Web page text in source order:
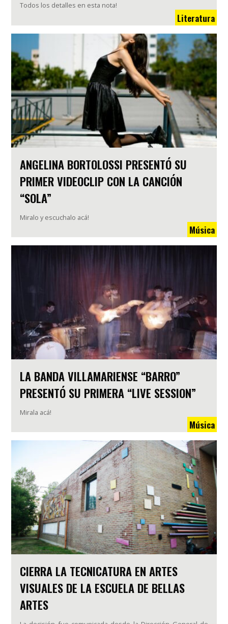
Todos los detalles en esta nota!
Literatura
ANGELINA BORTOLOSSI PRESENTÓ SU
PRIMER VIDEOCLIP CON LA CANCIÓN
“SOLA”
Miralo y escuchalo acá!
Música
LA BANDA VILLAMARIENSE “BARRO”
PRESENTÓ SU PRIMERA “LIVE SESSION”
Mirala acá!
Música
CIERRA LA TECNICATURA EN ARTES
VISUALES DE LA ESCUELA DE BELLAS
ARTES